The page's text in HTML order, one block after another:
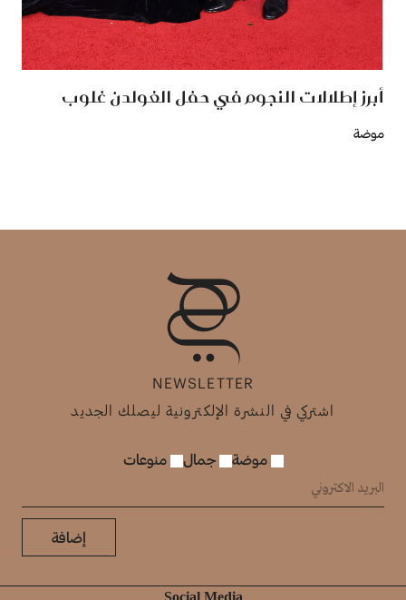
أبرز إطلالات النجوم في حفل الغولدن غلوب
موضة
NEWSLETTER
اشتركي في النشرة الإلكترونية ليصلك الجديد
موضة جمال منوعات
إضافة